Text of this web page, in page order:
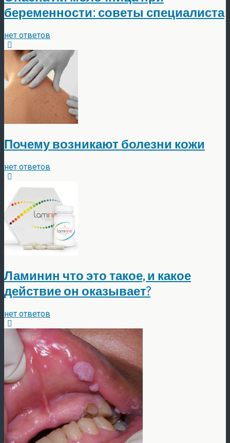
беременности: советы специалиста
нет ответов
Почему возникают болезни кожи
нет ответов
Ламинин что это такое, и какое
действие он оказывает?
нет ответов